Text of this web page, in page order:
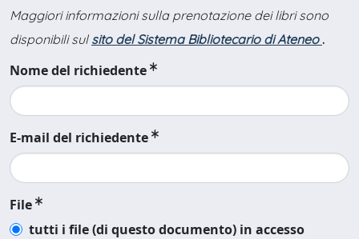
Maggiori informazioni sulla prenotazione dei libri sono
disponibili sul sito del Sistema Bibliotecario di Ateneo .
Nome del richiedente
E-mail del richiedente
File
tutti i file (di questo documento) in accesso